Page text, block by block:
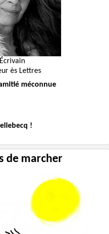
Écrivain
ès Lettres
méconnue
!
de marcher